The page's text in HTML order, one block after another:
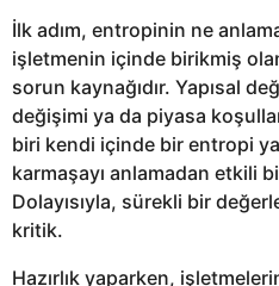
İlk adım, entropinin ne
işletmenin içinde birikmiş
sorun kaynağıdır. Yapısal
değişimi ya da piyasa
biri kendi içinde bir entropi
karmaşayı anlamadan etkili
Dolayısıyla, sürekli bir
kritik.
Hazırlık yaparken,